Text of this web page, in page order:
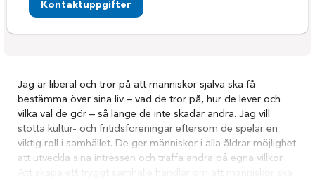
Kontaktuppgifter
Jag är liberal och tror på att människor själva ska få
bestämma över sina liv – vad de tror på, hur de lever och
vilka val de gör – så länge de inte skadar andra. Jag vill
stötta kultur- och fritidsföreningar eftersom de spelar en
viktig roll i samhället. De ger människor i alla åldrar möjlighet
att utveckla sina intressen och träffa andra på egna villkor.